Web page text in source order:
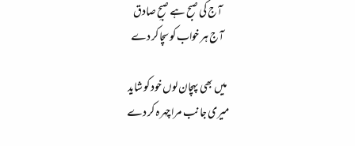
آج کی صبح ہے صبحِ صادق
آج ہر خواب کو سچا کر دے
میں بھی پہچان لوں خود کو شاید
میری جانب مرا چہرہ کر دے